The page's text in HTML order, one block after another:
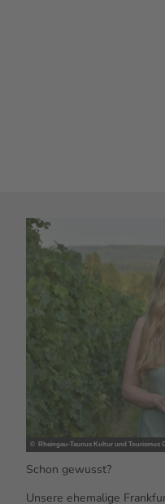
© Rheingau-Taunus Kultur und Tourismus
Schon gewusst?
Unsere ehemalige